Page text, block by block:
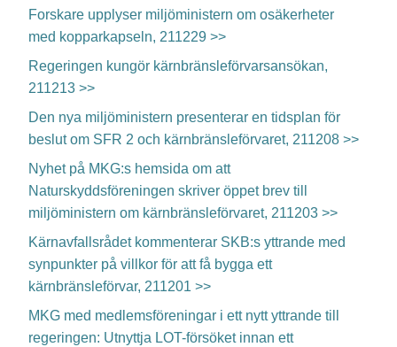
Forskare upplyser miljöministern om osäkerheter
med kopparkapseln, 211229 >>
Regeringen kungör kärnbränsleförvarsansökan,
211213 >>
Den nya miljöministern presenterar en tidsplan för
beslut om SFR 2 och kärnbränsleförvaret, 211208 >>
Nyhet på MKG:s hemsida om att
Naturskyddsföreningen skriver öppet brev till
miljöministern om kärnbränsleförvaret, 211203 >>
Kärnavfallsrådet kommenterar SKB:s yttrande med
synpunkter på villkor för att få bygga ett
kärnbränsleförvar, 211201 >>
MKG med medlemsföreningar i ett nytt yttrande till
regeringen: Utnyttja LOT-försöket innan ett